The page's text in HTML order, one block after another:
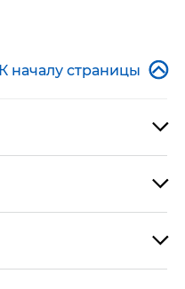
К началу страницы 


